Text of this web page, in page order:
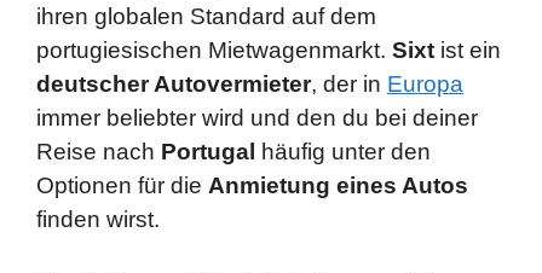
ihren globalen Standard auf dem
portugiesischen Mietwagenmarkt. Sixt ist ein
deutscher Autovermieter, der in Europa
immer beliebter wird und den du bei deiner
Reise nach Portugal häufig unter den
Optionen für die Anmietung eines Autos
finden wirst.